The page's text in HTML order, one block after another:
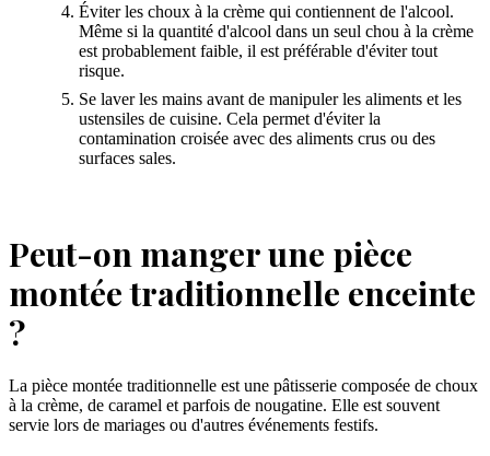
Éviter les choux à la crème qui contiennent de l'alcool.
Même si la quantité d'alcool dans un seul chou à la crème
est probablement faible, il est préférable d'éviter tout
risque.
Se laver les mains avant de manipuler les aliments et les
ustensiles de cuisine. Cela permet d'éviter la
contamination croisée avec des aliments crus ou des
surfaces sales.
Peut-on manger une pièce
montée traditionnelle enceinte
?
La pièce montée traditionnelle est une pâtisserie composée de choux
à la crème, de caramel et parfois de nougatine. Elle est souvent
servie lors de mariages ou d'autres événements festifs.